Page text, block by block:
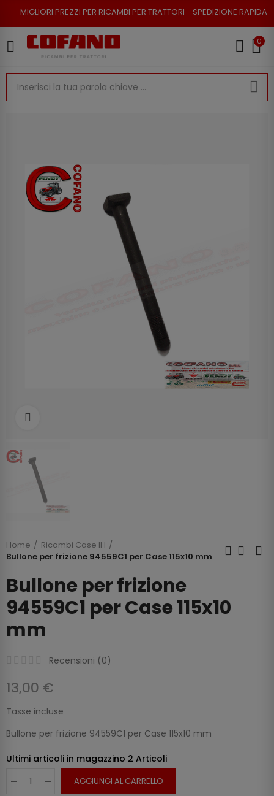
PREZZI PER RICAMBI PER TRATTORI - SPEDIZIONE RAPIDA - RESO
0
Home
Ricambi Case IH
Bullone per frizione 94559C1 per Case 115x10 mm
Bullone per frizione
94559C1 per Case 115x10
mm
Recensioni (0)
13,00 €
Tasse incluse
Bullone per frizione 94559C1 per Case 115x10 mm
Ultimi articoli in magazzino 2 Articoli
AGGIUNGI AL CARRELLO